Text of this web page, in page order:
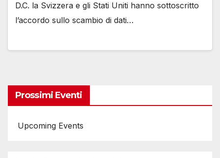
D.C. la Svizzera e gli Stati Uniti hanno sottoscritto
l’accordo sullo scambio di dati…
Prossimi Eventi
Upcoming Events